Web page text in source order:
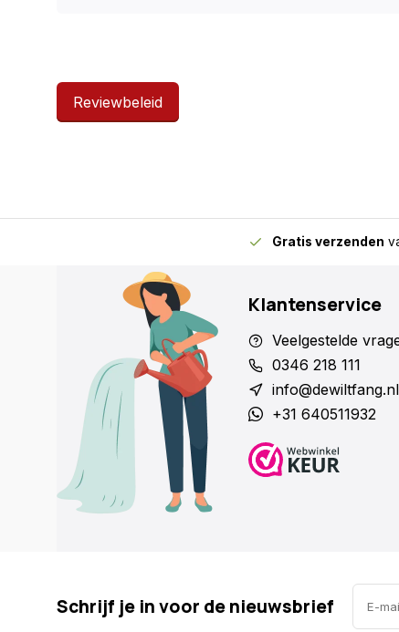
Reviewbeleid
Gratis verzenden
Klantenservice
Veelgestelde
0346 218 111
info@dewiltfang.nl
+31 640511932
Schrijf je in voor de nieuwsbrief